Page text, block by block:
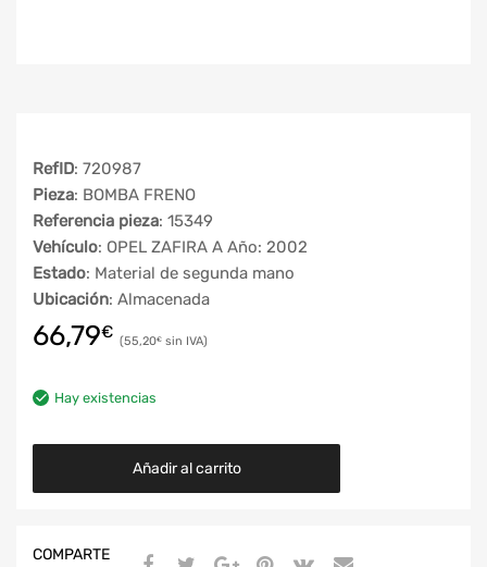
RefID: 720987
Pieza: BOMBA FRENO
Referencia pieza: 15349
Vehículo: OPEL ZAFIRA A Año: 2002
Estado: Material de segunda mano
Ubicación: Almacenada
66,79€ 55,20€
Hay existencias
Añadir al carrito
COMPARTE